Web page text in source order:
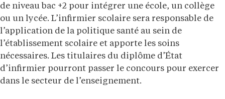
de niveau bac +2 pour intégrer une école, un collège
ou un lycée. L’infirmier scolaire sera responsable de
l’application de la politique santé au sein de
l’établissement scolaire et apporte les soins
nécessaires. Les titulaires du diplôme d’État
d’infirmier pourront passer le concours pour exercer
dans le secteur de l’enseignement.